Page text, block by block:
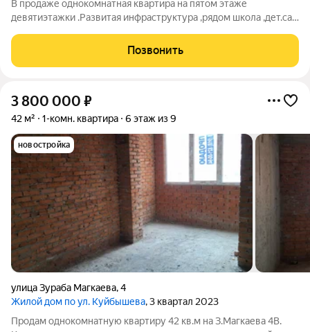
В продаже однокомнатная квартира на пятом этаже
девятиэтажки .Развитая инфраструктура ,рядом школа ,дет.сад
Агенство недвижимости ЭТАЖИ № 1 . Для клиентов-
покупателей компании ЭТАЖИ содействие в
Позвонить
3 800 000 ₽
42 м² 1-комн. квартира 6 этаж из 9
новостройка
улица Зураба Магкаева,4
Жилой дом по ул. Куйбышева, 3 квартал 2023
Продам однокомнатную квартиру 42 кв.м на З.Магкаева 4В.